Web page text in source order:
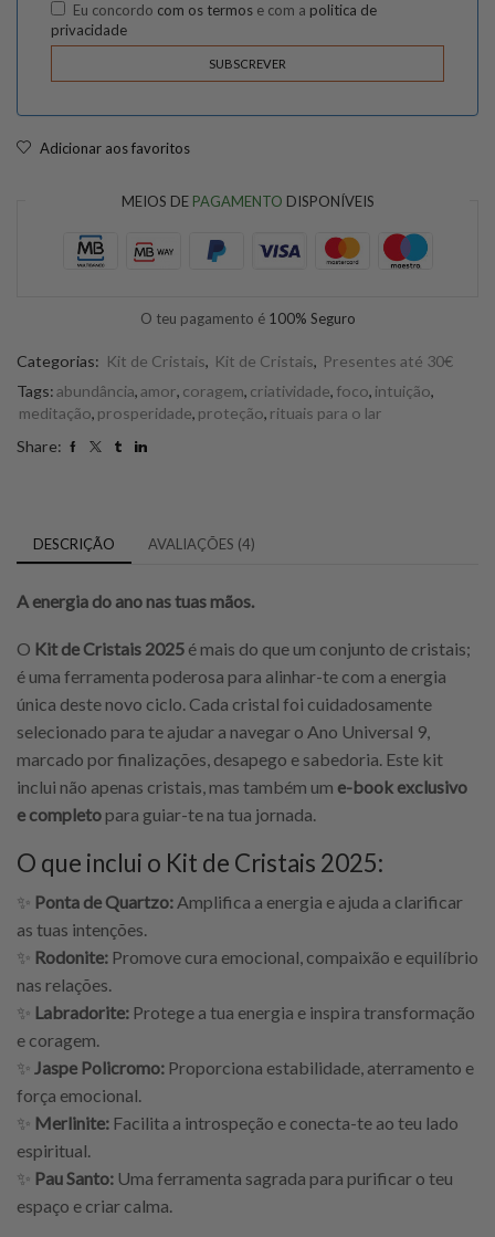
Eu concordo com os termos e com a politica de
privacidade
Adicionar aos favoritos
MEIOS DE PAGAMENTO DISPONÍVEIS
O teu pagamento é 100% Seguro
Categorias: Kit de Cristais, Kit de Cristais, Presentes até 30€
Tags:abundância,amor, coragem, criatividade, foco, intuição,
meditação, prosperidade, proteção, rituais para o lar
Share:
DESCRIÇÃO AVALIAÇÕES (4)
A energia do ano nas tuas mãos.
O Kit de Cristais 2025 é mais do que um conjunto de cristais;
é uma ferramenta poderosa para alinhar-te com a energia
única deste novo ciclo. Cada cristal foi cuidadosamente
selecionado para te ajudar a navegar o Ano Universal 9,
marcado por finalizações, desapego e sabedoria. Este kit
inclui não apenas cristais, mas também um e-book exclusivo
e completo para guiar-te na tua jornada.
O que inclui o Kit de Cristais 2025:
✨ Ponta de Quartzo: Amplifica a energia e ajuda a clarificar
as tuas intenções.
✨ Rodonite: Promove cura emocional, compaixão e equilíbrio
nas relações.
✨ Labradorite: Protege a tua energia e inspira transformação
e coragem.
✨ Jaspe Policromo: Proporciona estabilidade, aterramento e
força emocional.
✨ Merlinite: Facilita a introspeção e conecta-te ao teu lado
espiritual.
✨ Pau Santo: Uma ferramenta sagrada para purificar o teu
espaço e criar calma.